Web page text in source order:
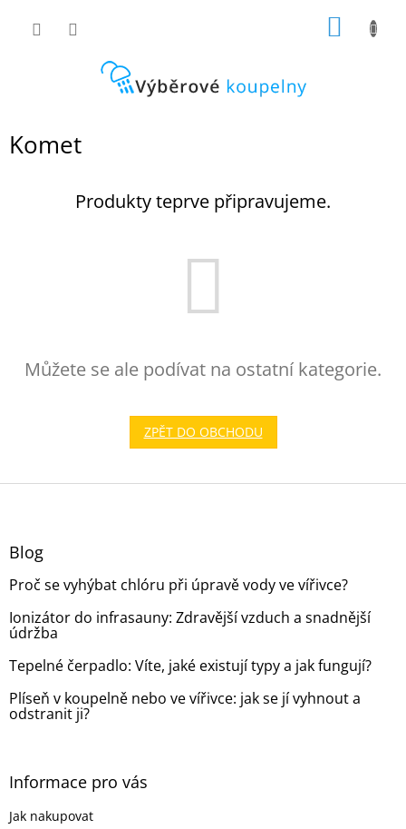
Komet
Produkty teprve připravujeme.
Můžete se ale podívat na ostatní kategorie.
ZPĚT DO OBCHODU
Z
Blog
Proč se vyhýbat chlóru při úpravě vody ve vířivce?
Ionizátor do infrasauny: Zdravější vzduch a snadnější
údržba
Tepelné čerpadlo: Víte, jaké existují typy a jak fungují?
Plíseň v koupelně nebo ve vířivce: jak se jí vyhnout a
odstranit ji?
Informace pro vás
Jak nakupovat